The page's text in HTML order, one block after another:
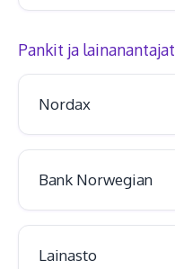
Pankit ja lainanantajat
Nordax
Bank Norwegian
Lainasto